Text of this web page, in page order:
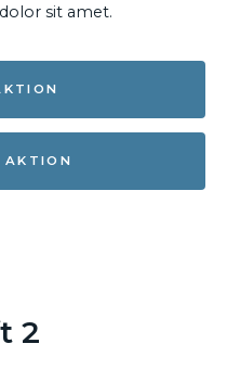
sit amet.
AKTION
2